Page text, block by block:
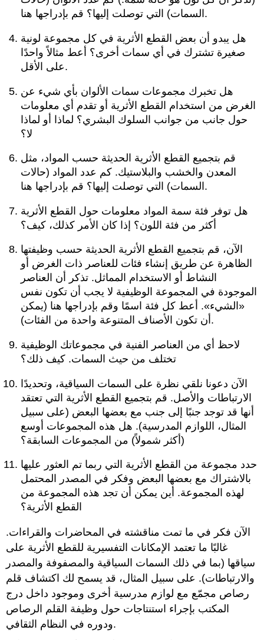
السمات) التي توصلت إليها؟ قم بإدراجها هنا.
هل يبدو أن بعض القطع الأثرية في كل مجموعة لونية
صغيرة تشترك في أي سمات أخرى؟ أعط مثالاً واحدًا
على الأقل.
هل تخبرك مجموعات سمات الألوان بأي شيء عن
الغرض من استخدام القطع الأثرية أو تقدم أي معلومات
حول جانب من جوانب السلوك البشري؟ لماذا أو لماذا
لا؟
قم بتجميع القطع الأثرية الحديثة حسب المواد، مثل
المعدن والخشب والبلاستيك. كم عدد المواد (حالات
السمات) التي توصلت إليها؟ قم بإدراجها هنا.
هل توفر فئة سمة المواد معلومات حول القطع الأثرية
أكثر من فئة اللون؟ إذا كان الأمر كذلك، كيف؟
الآن، قم بتجميع القطع الأثرية الحديثة حسب وظيفتها
الظاهرة عن طريق إنشاء فئات للعناصر ذات الغرض أو
النشاط أو الاستخدام المماثل. تذكر أن العناصر
الموجودة في المجموعة الوظيفية لا يجب أن تكون نفس
«الشيء». أعط كل فئة اسمًا وقم بإدراجها هنا (يمكن
أن تكون الأصناف المتنوعة واحدة من الفئات).
لاحظ أي من العناصر الفنية في مجموعاتك الوظيفية
تختلف من حيث السمات. كيف ذلك؟
الآن دعونا نلقي نظرة على السمات السياقية، وتحديدًا
الارتباطات والأصل. قم بتجميع القطع الأثرية التي تعتقد
أنها قد توجد جنبًا إلى جنب مع بعضها البعض (على سبيل
المثال، اللوازم المدرسية). هل هذه المجموعات أوسع
(أكثر شمولاً) من المجموعات السابقة؟
حدد مجموعة من القطع الأثرية التي ربما تم العثور عليها
بالاشتراك مع بعضها البعض وفكر في المصدر المحتمل
لهذه المجموعة. أين يمكن أن تجد هذه المجموعة من
القطع الأثرية؟
الآن فكر في ما تمت مناقشته في المحاضرات والقراءات.
غالبًا ما تعتمد الإمكانات التفسيرية للقطع الأثرية على
سياقها (بما في ذلك السمات السياقية والمصفوفة والمصدر
والارتباطات). على سبيل المثال، قد يسمح لك اكتشاف قلم
رصاص مجمّع مع لوازم مدرسية أخرى وموجود داخل درج
المكتب بإجراء استنتاجات حول وظيفة القلم الرصاص
ودوره في النظام الثقافي.